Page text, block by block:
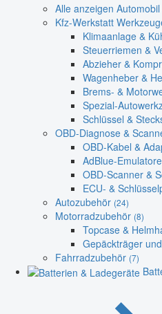
Alle anzeigen
Kfz-Werkstatt
Klimaanlage &
Steuerriemen &
Abzieher &
Wagenheber &
Brems- &
Spezial-
Schlüssel &
OBD-Diagnose &
OBD-Kabel &
AdBlue-
OBD-Scanner &
ECU- &
Autozubehör (24)
Motorradzubehör (8)
Topcase &
Gepäckträger
Fahrradzubehör (7)